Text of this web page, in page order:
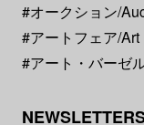
#オークション/
#アートフェア/Art
#アート・バーゼ